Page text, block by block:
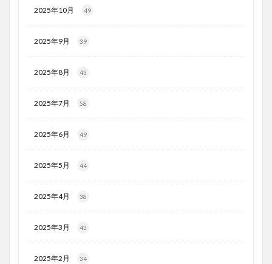
2025年10月 49
2025年9月 39
2025年8月 43
2025年7月 58
2025年6月 49
2025年5月 44
2025年4月 38
2025年3月 43
2025年2月 34